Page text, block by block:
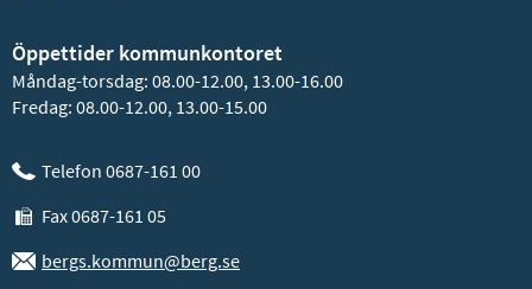
Öppettider kommunkontoret
Måndag-torsdag: 08.00-12.00, 13.00-16.00
Fredag: 08.00-12.00, 13.00-15.00
Telefon 0687-161 00
Fax 0687-161 05
bergs.kommun@berg.se